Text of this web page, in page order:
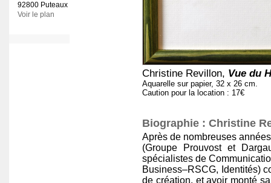
92800 Puteaux
Voir le plan
Christine Revillon, Vue du
Aquarelle sur papier, 32 x 26 cm.
Caution pour la location : 17€
Biographie : Christine
Après de nombreuses
(Groupe Prouvost et
spécialistes de
Business–RSCG, Identités)
de création, et avoir monté